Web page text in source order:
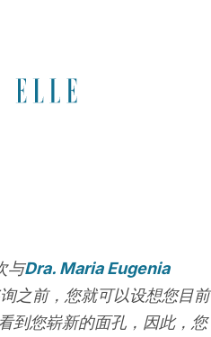
与Dra. Maria Eugenia
之前，您就可以设想您目前
到您崭新的面孔，因此，您